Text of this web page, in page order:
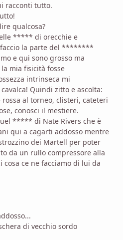
racconti tutto.
qualcosa?
***** di orecchie e
faccio la parte del ********
e qui sono grosso ma
mia fisicità fosse
intrinseca mi
Quindi zitto e ascolta:
rossa al torneo, clisteri, cateteri
conosci il mestiere.
***** di Nate Rivers che è
qui a cagarti addosso mentre
dei Martell per poter
da un rullo compressore alla
ce ne facciamo di lui da
di vecchio sordo